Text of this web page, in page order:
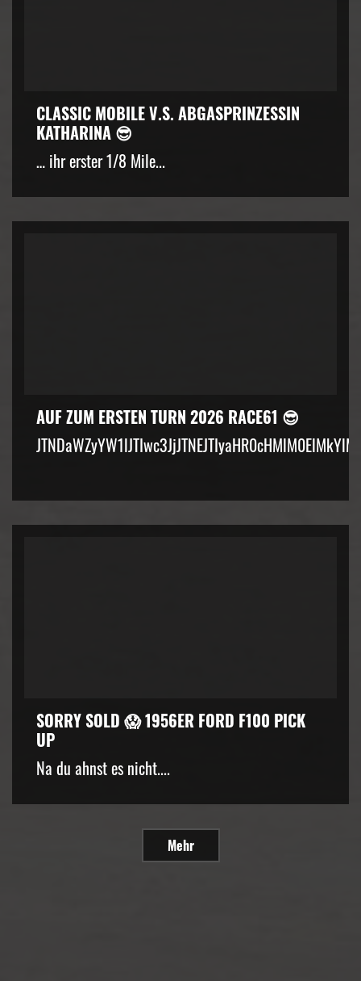
CLASSIC MOBILE V.S. ABGASPRINZESSIN
KATHARINA 😎
… ihr erster 1/8 Mile...
AUF ZUM ERSTEN TURN 2026 RACE61 😎
SORRY SOLD 😱 1956ER FORD F100 PICK
UP
Na du ahnst es nicht....
Mehr